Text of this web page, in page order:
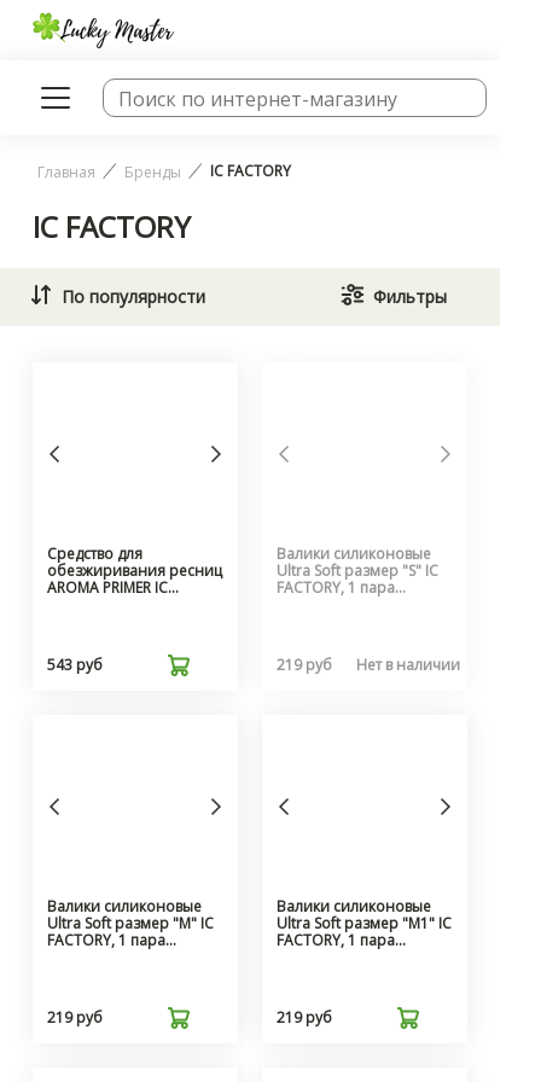
Главная Бренды IC FACTORY
IC FACTORY
По популярности Фильтры
Средство для
обезжиривания ресниц
AROMA PRIMER IC
543 руб
Валики силиконовые
Ultra Soft размер "S" IC
FACTORY, 1 пара
219 руб Нет в наличии
Валики силиконовые
Ultra Soft размер "M" IC
FACTORY, 1 пара
219 руб
Валики силиконовые
Ultra Soft размер "M1" IC
FACTORY, 1 пара
219 руб